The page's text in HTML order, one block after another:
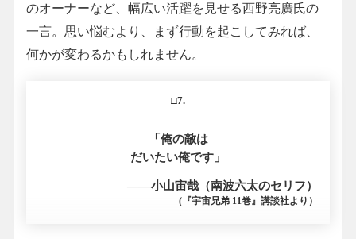
のオーナーなど、幅広い活躍を見せる西野亮廣氏の
一言。思い悩むより、まず行動を起こしてみれば、
何かが変わるかもしれません。
□7.
「俺の敵は
だいたい俺です」
――小山宙哉（南波六太のセリフ）
(『宇宙兄弟 11巻』講談社より）